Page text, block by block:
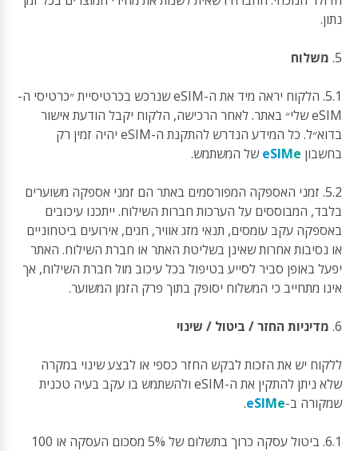
נתון.
5. משלוח
5.1. הלקוח יראה מיד את ה-eSIM שנרכש בכרטיסיית ״כרטיסי ה-
eSIM שלי״ באתר. לאחר הרכישה, הלקוח יקבל הודעת אישור
בדוא״ל. כל המידע הנדרש להתקנת ה-eSIM יהיה זמין רק
בחשבון eSIMe של המשתמש.
5.2. זמני האספקה המפורסמים באתר הם זמני אספקה משוערים
בלבד, המבוססים על הערכות חברות השילוח. ייתכנו עיכובים
באספקה עקב עומסים, תנאי מזג אוויר, חגים, אירועים ביטחוניים
או נסיבות אחרות שאינן בשליטת האתר או חברת השילוח. האתר
יפעל באופן סביר לסייע בטיפול בכל עיכוב מול חברת השילוח, אך
אינו מתחייב כי המשלוח יסופק בתוך פרק הזמן המשוער.
6. מדיניות החזר / ביטול / שינוי
ללקוח יש את הזכות לבקש החזר כספי או לבצע שינוי במקרה
שלא ניתן להתקין את ה-eSIM ולהשתמש בו עקב בעיה טכנית
שמקורה ב-eSIMe
.
6.1. ביטול עסקה כרוך בתשלום של 5% מסכום העסקה או 100